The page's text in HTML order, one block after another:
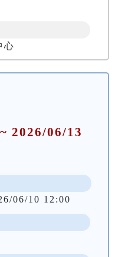
心
2026/06/13
06/10 12:00